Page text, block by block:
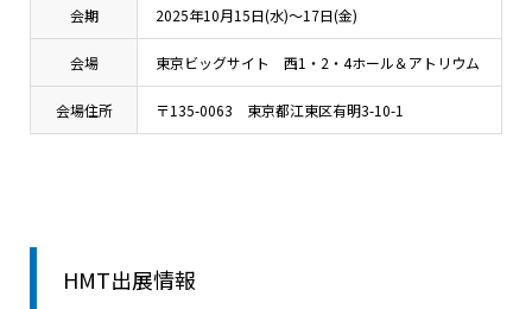
会期 2025年10月15日(水)～17日(金)
会場 東京ビッグサイト 西1・2・4ホール＆アトリウム
会場住所 〒135-0063 東京都江東区有明3-10-1
HMT出展情報